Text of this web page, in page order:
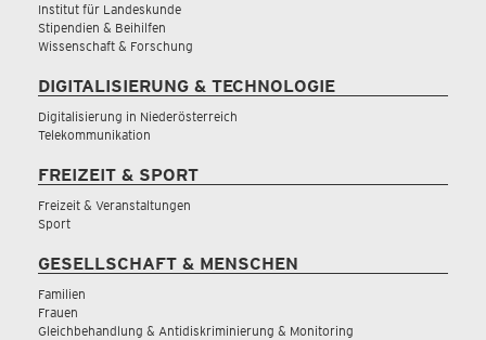
Institut für Landeskunde
Stipendien & Beihilfen
Wissenschaft & Forschung
DIGITALISIERUNG & TECHNOLOGIE
Digitalisierung in Niederösterreich
Telekommunikation
FREIZEIT & SPORT
Freizeit & Veranstaltungen
Sport
GESELLSCHAFT & MENSCHEN
Familien
Frauen
Gleichbehandlung & Antidiskriminierung & Monitoring